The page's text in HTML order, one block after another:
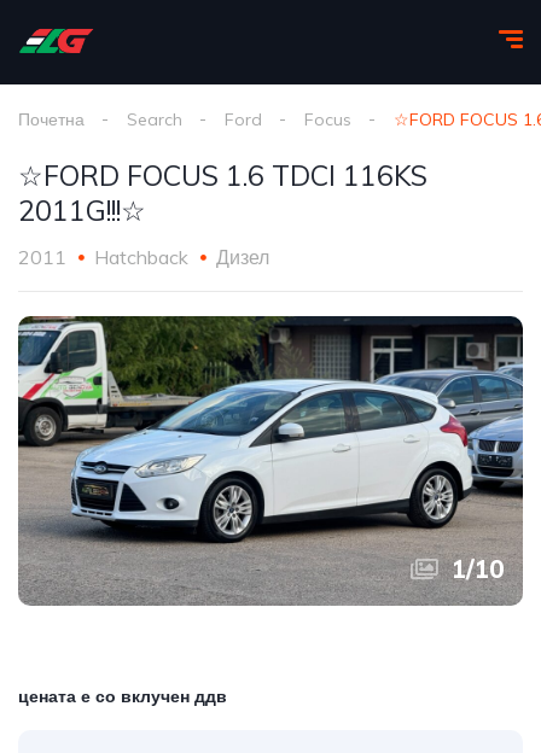
Почетна Search Ford Focus ☆FORD FOCUS
☆FORD FOCUS 1.6 TDCI 116KS
2011G!!!☆
2011 Hatchback Дизел
1/10
цената е со вклучен ддв